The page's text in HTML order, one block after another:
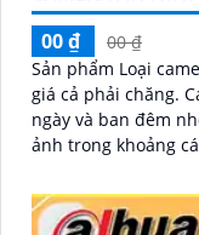
00 ₫
00 ₫
Sản phẩm Loại
giá cả phải chăng. Camera đảm bảo chất lượng hình ảnh tốt cả ban
ngày và ban đêm
ảnh trong khoảng